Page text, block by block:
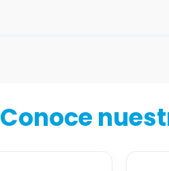
Conoce